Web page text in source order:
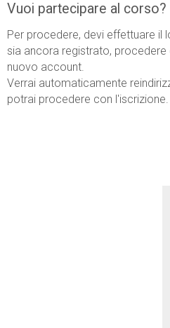
Vuoi partecipare al corso?
Per procedere, devi effettuare il
sia ancora registrato, procedere
nuovo account.
Verrai automaticamente
potrai procedere con l'iscrizione.